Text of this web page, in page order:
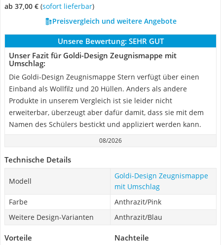
ab 37,00 € ( Sofort lieferbar)
Preisvergleich und weitere Angebote
Unsere Bewertung: SEHR GUT
Unser Fazit für Goldi-Design Zeugnismappe mit
Umschlag:
Die Goldi-Design Zeugnismappe Stern verfügt über einen
Einband als Wollfilz und 20 Hüllen. Anders als andere
Produkte in unserem Vergleich ist sie leider nicht
erweiterbar, überzeugt aber dafür damit, dass sie mit dem
Namen des Schülers bestickt und appliziert werden kann.
08/2026
Technische Details
Modell
Goldi-Design Zeugnismappe
mit Umschlag
Farbe
Anthrazit/Pink
Weitere Design-Varianten
Anthrazit/Blau
Vorteile Nachteile